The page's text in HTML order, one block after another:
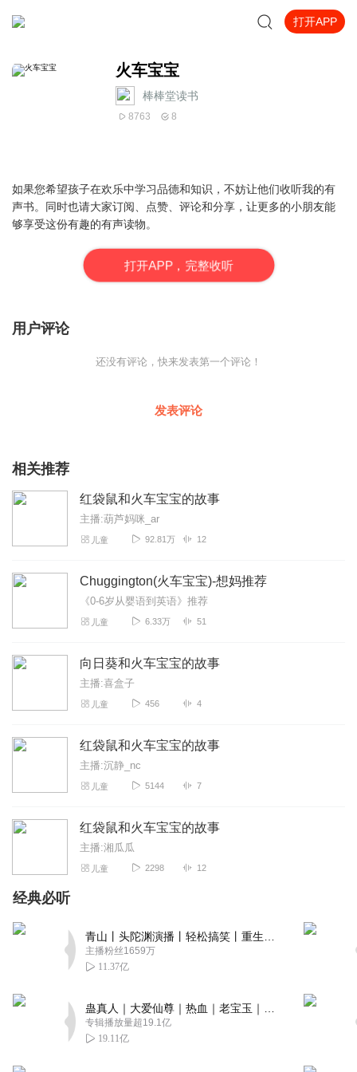
打开APP
火车宝宝
棒棒堂读书
8763 8
如果您希望孩子在欢乐中学习品德和知识，不妨让他们收听我的有
声书。同时也请大家订阅、点赞、评论和分享，让更多的小朋友能
够享受这份有趣的有声读物。
打开APP，完整收听
用户评论
还没有评论，快来发表第一个评论！
发表评论
相关推荐
红袋鼠和火车宝宝的故事
主播:葫芦妈咪_ar
儿童 92.81万 12
Chuggington(火车宝宝)-想妈推荐
《0-6岁从婴语到英语》推荐
儿童 6.33万 51
向日葵和火车宝宝的故事
主播:喜盒子
儿童 456 4
红袋鼠和火车宝宝的故事
主播:沉静_nc
儿童 5144 7
红袋鼠和火车宝宝的故事
主播:湘瓜瓜
儿童 2298 12
经典必听
主播粉丝1659万
11.37亿
专辑播放量超19.1亿
19.11亿